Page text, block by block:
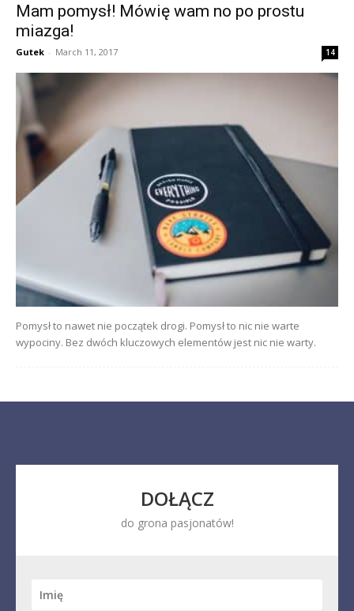
Mam pomysł! Mówię wam no po prostu
miazga!
Gutek - March 11, 2017 14
Pomysł to nawet nie początek drogi. Pomysł to nic nie warte
wypociny. Bez dwóch kluczowych elementów jest nic nie warty.
DOŁĄCZ
do grona pasjonatów!